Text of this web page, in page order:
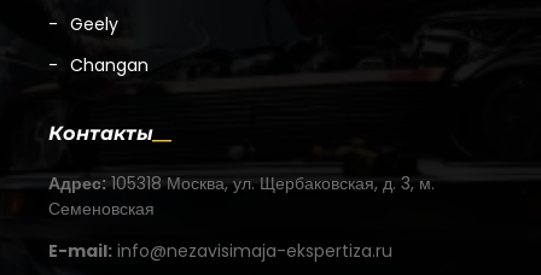
Geely
Changan
Контакты
Адрес: 105318 Москва, ул. Щербаковская, д. 3, м.
Семеновская
E-mail: info@nezavisimaja-ekspertiza.ru